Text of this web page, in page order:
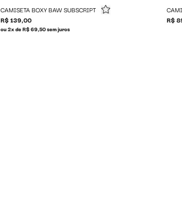
CAMISETA BOXY BAW SUBSCRIPT
R$ 139,00
ou 2x de R$ 69,50 sem juros
R$